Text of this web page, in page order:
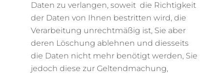
Daten zu verlangen, soweit die Richtigkeit
der Daten von Ihnen bestritten wird, die
Verarbeitung unrechtmäßig ist, Sie aber
deren Löschung ablehnen und diesseits
die Daten nicht mehr benötigt werden, Sie
jedoch diese zur Geltendmachung,